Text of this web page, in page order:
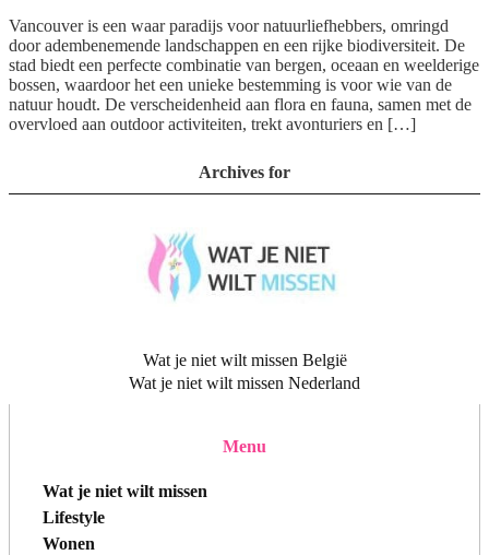
Vancouver is een waar paradijs voor natuurliefhebbers, omringd
door adembenemende landschappen en een rijke biodiversiteit. De
stad biedt een perfecte combinatie van bergen, oceaan en weelderige
bossen, waardoor het een unieke bestemming is voor wie van de
natuur houdt. De verscheidenheid aan flora en fauna, samen met de
overvloed aan outdoor activiteiten, trekt avonturiers en […]
Archives for
Wat je niet wilt missen België
Wat je niet wilt missen Nederland
Menu
Wat je niet wilt missen
Lifestyle
Wonen